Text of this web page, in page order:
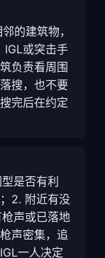
的建筑物，
IGL或突击手
负责看周围
搜，也不要
完后在约定
是否有利
2. 附近有没
声或已落地
声密集，追
一人决定